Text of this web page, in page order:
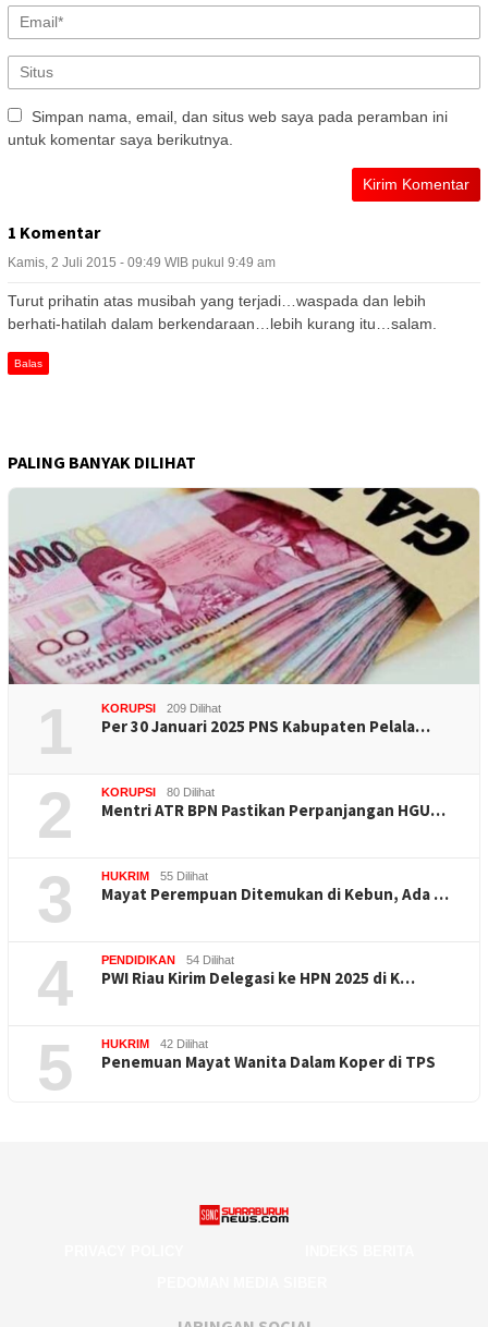
Simpan nama, email, dan situs web saya pada peramban ini
untuk komentar saya berikutnya.
1 Komentar
Kamis, 2 Juli 2015 - 09:49 WIB pukul 9:49 am
Turut prihatin atas musibah yang terjadi…waspada dan lebih
berhati-hatilah dalam berkendaraan…lebih kurang itu…salam.
Balas
PALING BANYAK DILIHAT
1 KORUPSI 209 Dilihat
Per 30 Januari 2025 PNS Kabupaten Pelala…
2 KORUPSI 80 Dilihat
Mentri ATR BPN Pastikan Perpanjangan HGU…
3 HUKRIM 55 Dilihat
Mayat Perempuan Ditemukan di Kebun, Ada …
4 PENDIDIKAN 54 Dilihat
PWI Riau Kirim Delegasi ke HPN 2025 di K…
5 HUKRIM 42 Dilihat
Penemuan Mayat Wanita Dalam Koper di TPS